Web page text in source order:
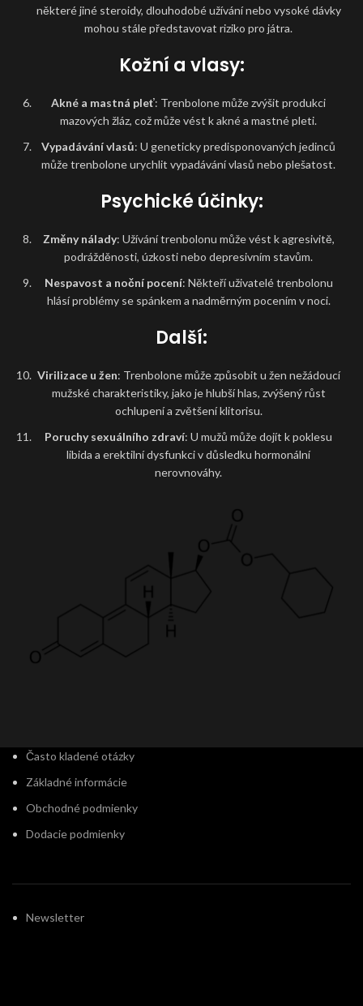
některé jiné steroidy, dlouhodobé užívání nebo vysoké dávky
mohou stále představovat riziko pro játra.
Kožní a vlasy:
Akné a mastná pleť: Trenbolone může zvýšit produkci
mazových žláz, což může vést k akné a mastné pleti.
Vypadávání vlasů: U geneticky predisponovaných jedinců
může trenbolone urychlit vypadávání vlasů nebo plešatost.
Psychické účinky:
Změny nálady: Užívání trenbolonu může vést k agresivitě,
podrážděnosti, úzkosti nebo depresivním stavům.
Nespavost a noční pocení: Někteří uživatelé trenbolonu
hlásí problémy se spánkem a nadměrným pocením v noci.
Další:
Virilizace u žen: Trenbolone může způsobit u žen nežádoucí
mužské charakteristiky, jako je hlubší hlas, zvýšený růst
ochlupení a zvětšení klitorisu.
Poruchy sexuálního zdraví: U mužů může dojít k poklesu
libida a erektilní dysfunkci v důsledku hormonální
nerovnováhy.
Často kladené otázky
Základné informácie
Obchodné podmienky
Dodacie podmienky
Newsletter